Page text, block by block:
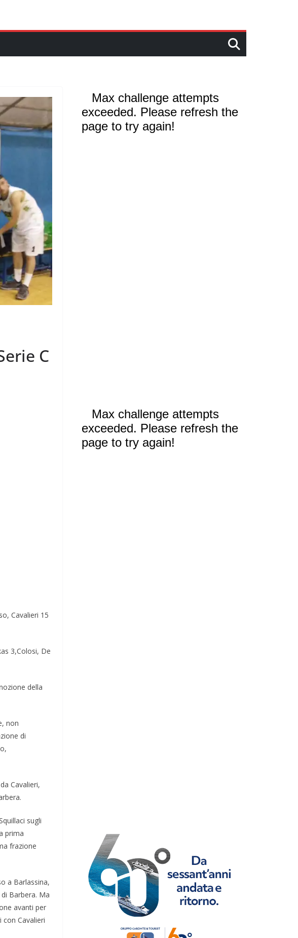
C
Cavalieri 15
3,Colosi, De
della
non
di
Cavalieri,
sugli
prima
frazione
a Barlassina,
Barbera. Ma
avanti per
Cavalieri